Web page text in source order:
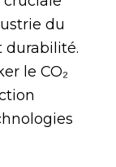
du
durabilité.
le CO₂